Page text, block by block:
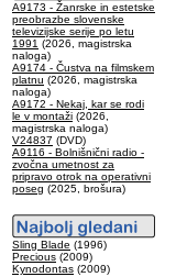
A9173 - Žanrske in estetske
preobrazbe slovenske
televizijske serije po letu
1991 (2026, magistrska
naloga)
A9174 - Čustva na filmskem
platnu (2026, magistrska
naloga)
A9172 - Nekaj, kar se rodi
le v montaži (2026,
magistrska naloga)
V24837 (DVD)
A9116 - Bolnišnični radio -
zvočna umetnost za
pripravo otrok na operativni
poseg (2025, brošura)
Sling Blade (1996)
Precious (2009)
Kynodontas (2009)